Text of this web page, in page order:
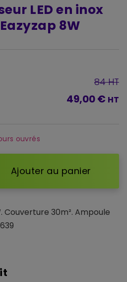
LED en inox
8W
Couverture 30m². Ampoule
84 HT
49,00 € HT
ouvrés
Ajouter au panier